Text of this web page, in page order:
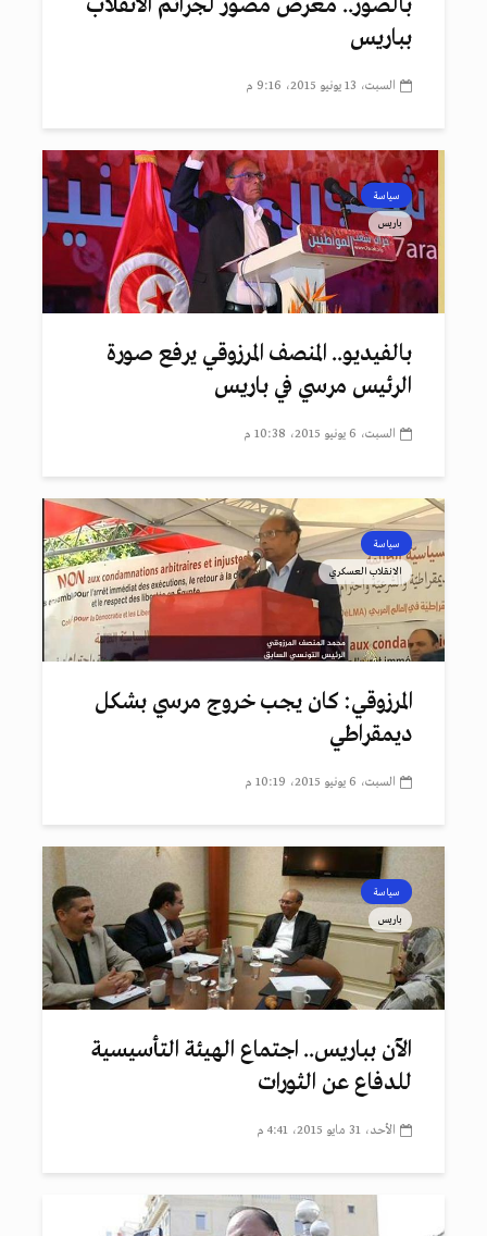
بالصور.. معرض مصور لجرائم الانقلاب
بباريس
السبت، 13 يونيو 2015، 9:16 م
سياسة
باريس
بالفيديو.. المنصف المرزوقي يرفع صورة
الرئيس مرسي في باريس
السبت، 6 يونيو 2015، 10:38 م
سياسة
الانقلاب العسكري
المرزوقي: كان يجب خروج مرسي بشكل
ديمقراطي
السبت، 6 يونيو 2015، 10:19 م
سياسة
باريس
الآن بباريس.. اجتماع الهيئة التأسيسية
للدفاع عن الثورات
الأحد، 31 مايو 2015، 4:41 م